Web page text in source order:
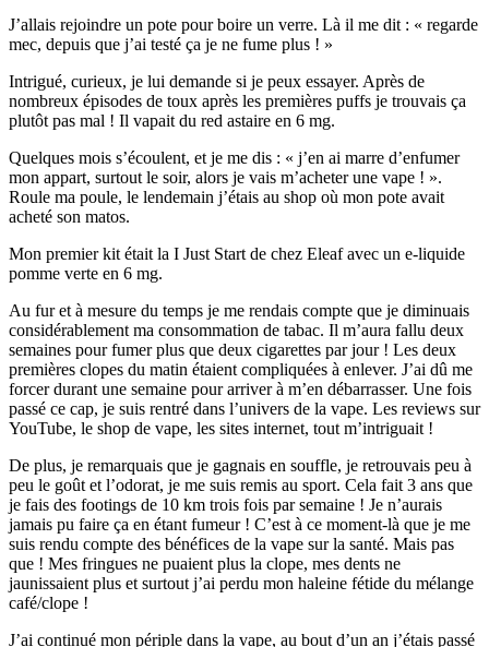
J’allais rejoindre un pote pour boire un verre. Là il me dit : « regarde
mec, depuis que j’ai testé ça je ne fume plus ! »
Intrigué, curieux, je lui demande si je peux essayer. Après de
nombreux épisodes de toux après les premières puffs je trouvais ça
plutôt pas mal ! Il vapait du red astaire en 6 mg.
Quelques mois s’écoulent, et je me dis : « j’en ai marre d’enfumer
mon appart, surtout le soir, alors je vais m’acheter une vape ! ».
Roule ma poule, le lendemain j’étais au shop où mon pote avait
acheté son matos.
Mon premier kit était la I Just Start de chez Eleaf avec un e-liquide
pomme verte en 6 mg.
Au fur et à mesure du temps je me rendais compte que je diminuais
considérablement ma consommation de tabac. Il m’aura fallu deux
semaines pour fumer plus que deux cigarettes par jour ! Les deux
premières clopes du matin étaient compliquées à enlever. J’ai dû me
forcer durant une semaine pour arriver à m’en débarrasser. Une fois
passé ce cap, je suis rentré dans l’univers de la vape. Les reviews sur
YouTube, le shop de vape, les sites internet, tout m’intriguait !
De plus, je remarquais que je gagnais en souffle, je retrouvais peu à
peu le goût et l’odorat, je me suis remis au sport. Cela fait 3 ans que
je fais des footings de 10 km trois fois par semaine ! Je n’aurais
jamais pu faire ça en étant fumeur ! C’est à ce moment-là que je me
suis rendu compte des bénéfices de la vape sur la santé. Mais pas
que ! Mes fringues ne puaient plus la clope, mes dents ne
jaunissaient plus et surtout j’ai perdu mon haleine fétide du mélange
café/clope !
J’ai continué mon périple dans la vape, au bout d’un an j’étais passé